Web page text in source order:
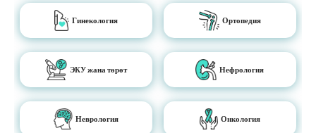
Гинекология Ортопедия
ЭКУ жана төрөт Нефрология
Неврология Онкология